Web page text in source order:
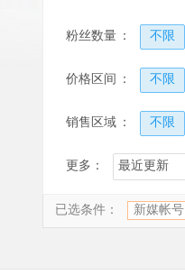
粉丝数量 ： 不限
价格区间 ： 不限
销售区域 ： 不限
河南
香港
更多： 最近更新
已选条件： 新媒帐号